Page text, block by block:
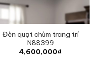
Đèn quạt chùm trang trí
N88399
4,600,000₫